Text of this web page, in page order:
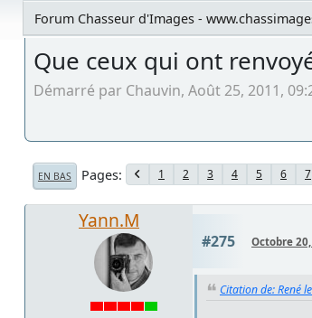
Forum Chasseur d'Images -
Que ceux qui ont
Démarré par Chauvin, Août 25, 2011,
EN BAS Pages 1 2 3 4 5 6 7
Yann.M
#275 Octobre
Citation de: René